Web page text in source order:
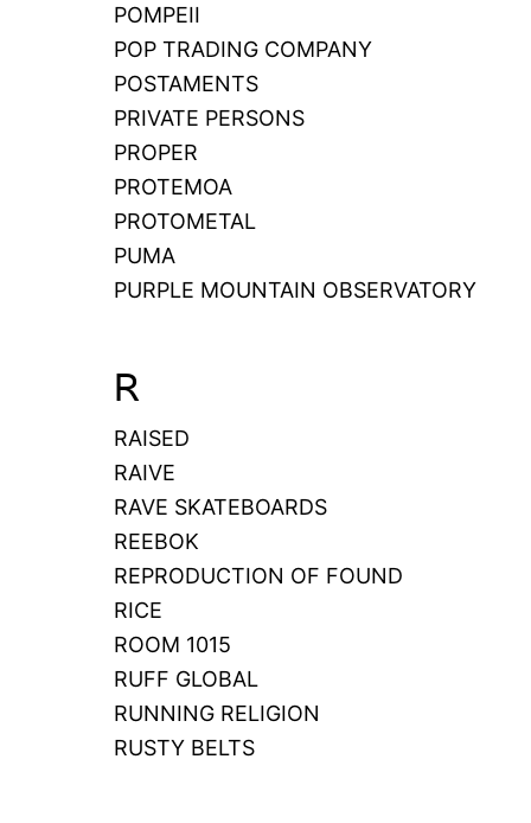
POMPEII
POP TRADING COMPANY
POSTAMENTS
PRIVATE PERSONS
PROPER
PROTEMOA
PROTOMETAL
PUMA
PURPLE MOUNTAIN OBSERVATORY
R
RAISED
RAIVE
RAVE SKATEBOARDS
REEBOK
REPRODUCTION OF FOUND
RICE
ROOM 1015
RUFF GLOBAL
RUNNING RELIGION
RUSTY BELTS